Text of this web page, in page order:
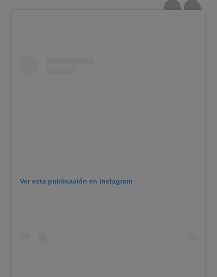
Ver esta publicación en Instagram